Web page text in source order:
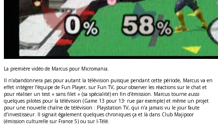
La première vidéo de Marcus pour Micromania.
Il n’abandonnera pas pour autant la télévision puisque pendant cette période, Marcus va en
effet intégrer l’équipe de Fun Player, sur Fun TV, pour observer les réactions sur le chat et
pour réaliser un test « sans filet » (sa spécialité) en fin d’émission. Marcus tourne aussi
quelques pilotes pour la télévision (Game 13 pour 13ᵉ rue par exemple) et même un projet
pour une nouvelle chaîne de télévision : Playstation TV, qui n’a jamais vu le jour faute
d’investisseur. Il signait également quelques chroniques ça et là dans Club Majipoor
(émission culturelle sur France 5) ou sur I-Télé.